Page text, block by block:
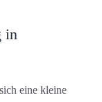
in
eine kleine